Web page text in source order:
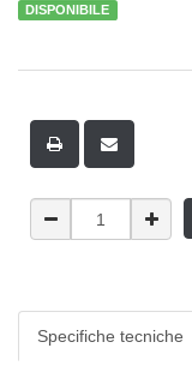
DISPONIBILE
Specifiche tecniche